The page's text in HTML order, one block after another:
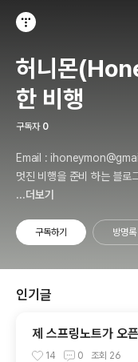
허니몬
한 비행
구독자 0
Email :
멋진 비행을 준비 하는 블로
에게 인정받고, 즐겁고 행복하게
...더보기
구독하기 방명록
인기글
제 스프링노트가 오
되었어요. ㅠㅅ-)b
14 0 조회 26